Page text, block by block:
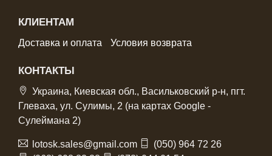
КЛИЕНТАМ
Доставка и оплата Условия возврата
КОНТАКТЫ
Украина, Киевская обл., Васильковский р-н, пгт.
Глеваха, ул. Сулимы, 2 (на картах Google -
Сулеймана 2)
lotosk.sales@gmail.com
(050) 964 72 26